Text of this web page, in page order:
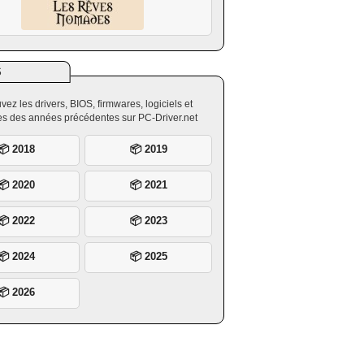
les drivers, BIOS, firmwares, logiciels et
des années précédentes sur PC-Driver.net
2018 📦 2019
2020 📦 2021
2022 📦 2023
2024 📦 2025
2026